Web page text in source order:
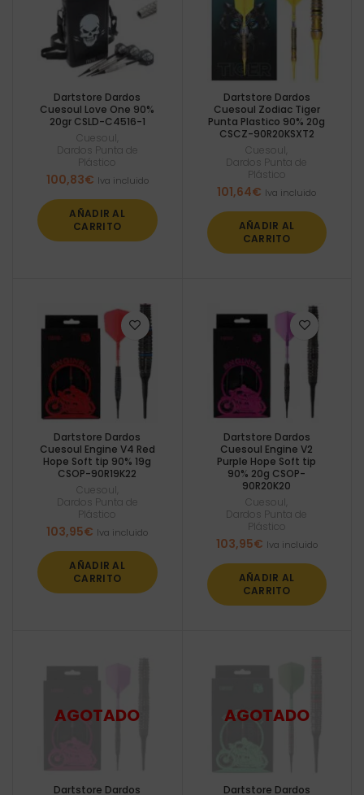
Dartstore Dardos
Cuesoul Love One 90%
20gr CSLD-C4516-1
Cuesoul
Dardos Punta de
Plástico
100,83€ Iva incluido
AÑADIR AL
CARRITO
Dartstore Dardos
Cuesoul Zodiac Tiger
Punta Plastico 90% 20g
CSCZ-90R20KSXT2
Cuesoul
Dardos Punta de
Plástico
101,64€ Iva incluido
AÑADIR AL
CARRITO
Dartstore Dardos
Cuesoul Engine V4 Red
Hope Soft tip 90% 19g
CSOP-90R19K22
Cuesoul
Dardos Punta de
Plástico
103,95€ Iva incluido
AÑADIR AL
CARRITO
Dartstore Dardos
Cuesoul Engine V2
Purple Hope Soft tip
90% 20g CSOP-
90R20K20
Cuesoul
Dardos Punta de
Plástico
103,95€ Iva incluido
AÑADIR AL
CARRITO
Dartstore Dardos
Dartstore Dardos